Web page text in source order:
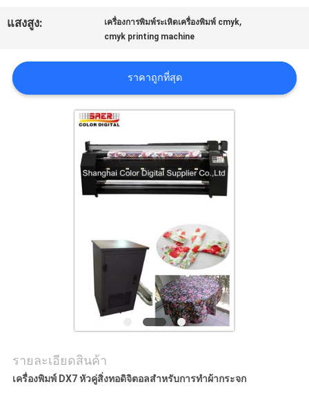
ข่าว
COMPANY
นโยบาย
ความ
แสงสูง: เครื่องการพิมพ์ระเหิดเครื่องพิมพ์ cmyk,
cmyk printing machine
ราคาถูกที่สุด
รายละเอียดสินค้า
เครื่องพิมพ์ DX7 หัวคู่สิ่งทอดิจิตอลสำหรับการทำผ้ากระจก